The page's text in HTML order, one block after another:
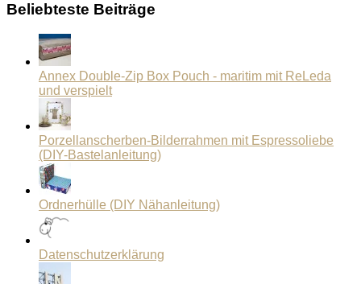
Beliebteste Beiträge
Annex Double-Zip Box Pouch - maritim mit ReLeda
und verspielt
Porzellanscherben-Bilderrahmen mit Espressoliebe
(DIY-Bastelanleitung)
Ordnerhülle (DIY Nähanleitung)
Datenschutzerklärung